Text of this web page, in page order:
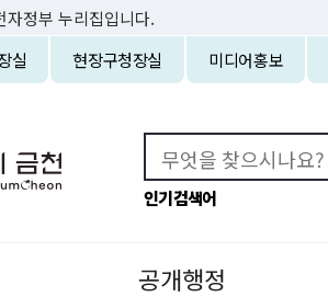
자정부 누리집입니다.
실 현장구청장실 미디어홍보
인기검색어
공개행정